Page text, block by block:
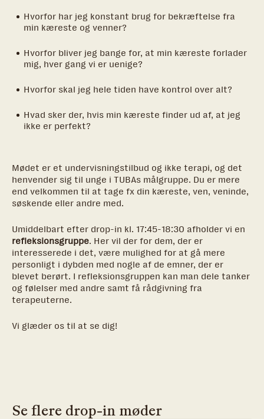
Hvorfor har jeg konstant brug for bekræftelse fra
min kæreste og venner?
Hvorfor bliver jeg bange for, at min kæreste forlader
mig, hver gang vi er uenige?
Hvorfor skal jeg hele tiden have kontrol over alt?
Hvad sker der, hvis min kæreste finder ud af, at jeg
ikke er perfekt?
Mødet er et undervisningstilbud og ikke terapi, og det
henvender sig til unge i TUBAs målgruppe. Du er mere
end velkommen til at tage fx din kæreste, ven, veninde,
søskende eller andre med.
Umiddelbart efter drop-in kl. 17:45-18:30 afholder vi en
refleksionsgruppe. Her vil der for dem, der er
interesserede i det, være mulighed for at gå mere
personligt i dybden med nogle af de emner, der er
blevet berørt. I refleksionsgruppen kan man dele tanker
og følelser med andre samt få rådgivning fra
terapeuterne.
Vi glæder os til at se dig!
Se flere drop-in møder